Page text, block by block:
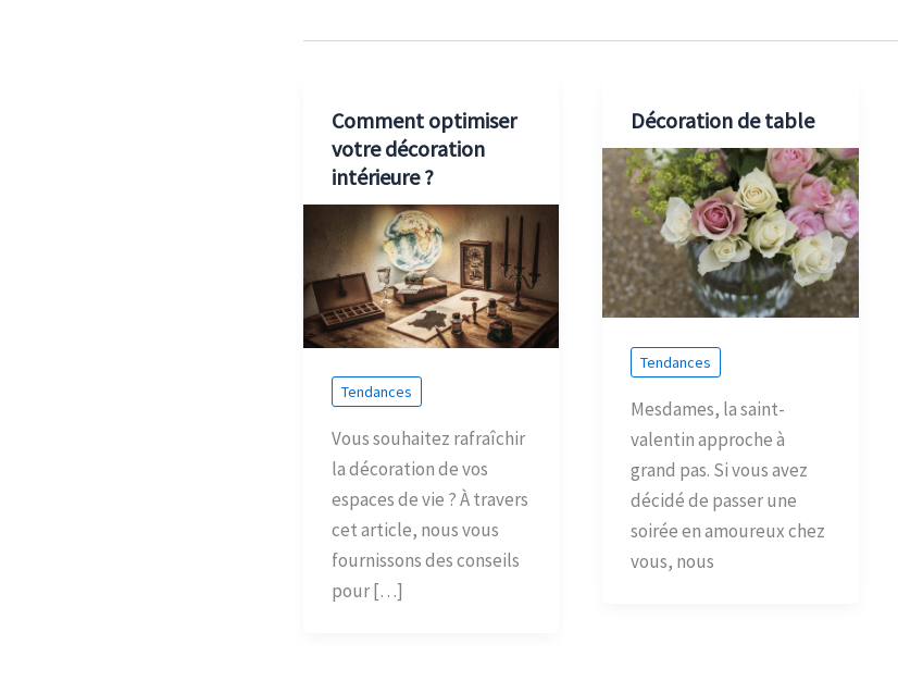
Comment optimiser
votre décoration
intérieure ?
Tendances
Vous souhaitez rafraîchir
la décoration de vos
espaces de vie ? À travers
cet article, nous vous
fournissons des conseils
pour […]
Décoration de table
Tendances
Mesdames, la saint-
valentin approche à
grand pas. Si vous avez
décidé de passer une
soirée en amoureux chez
vous, nous